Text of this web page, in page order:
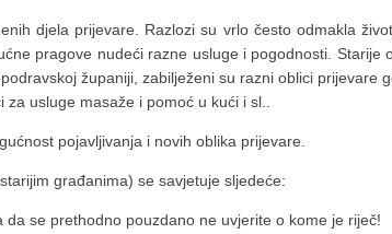
djela prijevare. Razlozi su vrlo često odmakla
pragove nudeći razne usluge i pogodnosti.
županiji, zabilježeni su razni oblici prijevare
usluge masaže i pomoć u kući i sl..
pojavljivanja i novih oblika prijevare.
građanima) se savjetuje sljedeće:
se prethodno pouzdano ne uvjerite o kome je riječ!